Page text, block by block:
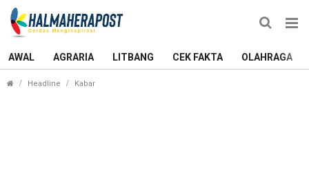
AWAL AGRARIA LITBANG CEK FAKTA OLAHRAGA
Headline Kabar